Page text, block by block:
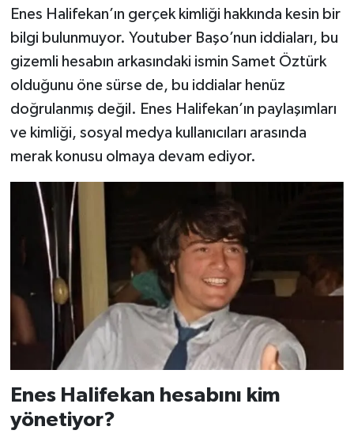
Enes Halifekan’ın gerçek kimliği hakkında kesin bir
bilgi bulunmuyor. Youtuber Başo’nun iddiaları, bu
gizemli hesabın arkasındaki ismin Samet Öztürk
olduğunu öne sürse de, bu iddialar henüz
doğrulanmış değil. Enes Halifekan’ın paylaşımları
ve kimliği, sosyal medya kullanıcıları arasında
merak konusu olmaya devam ediyor.
Enes Halifekan hesabını kim
yönetiyor?